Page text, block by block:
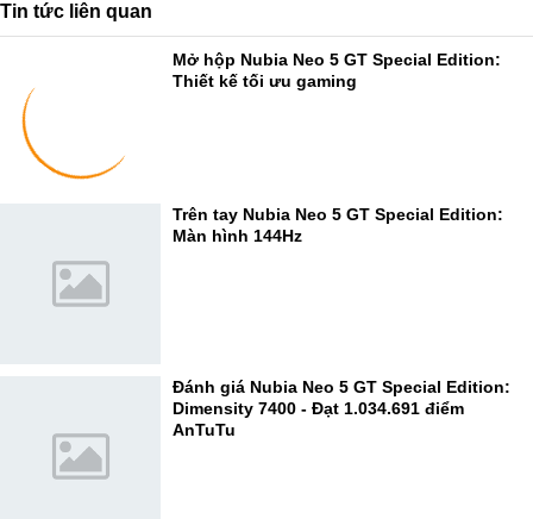
Tin tức liên quan
Mở hộp Nubia Neo 5 GT Special Edition:
Thiết kế tối ưu gaming
Trên tay Nubia Neo 5 GT Special Edition:
Màn hình 144Hz
Đánh giá Nubia Neo 5 GT Special Edition:
Dimensity 7400 - Đạt 1.034.691 điểm
AnTuTu